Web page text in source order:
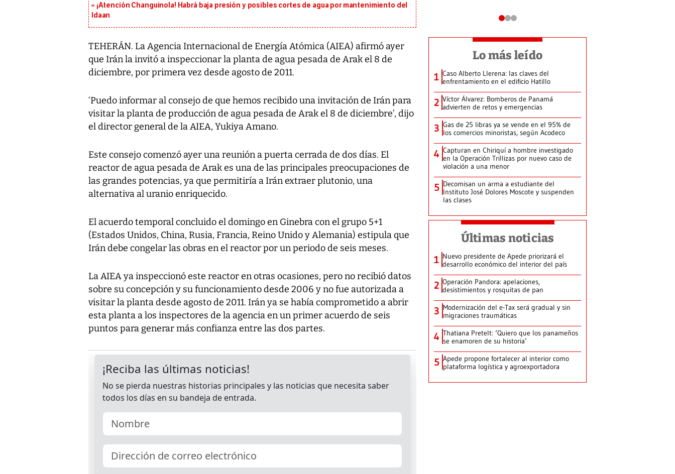
¡Atención Changuinola! Habrá baja presión y posibles cortes de agua por mantenimiento del
Idaan
TEHERÁN. La Agencia Internacional de Energía Atómica (AIEA) afirmó ayer
que Irán la invitó a inspeccionar la planta de agua pesada de Arak el 8 de
diciembre, por primera vez desde agosto de 2011.
‘Puedo informar al consejo de que hemos recibido una invitación de Irán para
visitar la planta de producción de agua pesada de Arak el 8 de diciembre’, dijo
el director general de la AIEA, Yukiya Amano.
Este consejo comenzó ayer una reunión a puerta cerrada de dos días. El
reactor de agua pesada de Arak es una de las principales preocupaciones de
las grandes potencias, ya que permitiría a Irán extraer plutonio, una
alternativa al uranio enriquecido.
El acuerdo temporal concluido el domingo en Ginebra con el grupo 5+1
(Estados Unidos, China, Rusia, Francia, Reino Unido y Alemania) estipula que
Irán debe congelar las obras en el reactor por un periodo de seis meses.
La AIEA ya inspeccionó este reactor en otras ocasiones, pero no recibió datos
sobre su concepción y su funcionamiento desde 2006 y no fue autorizada a
visitar la planta desde agosto de 2011. Irán ya se había comprometido a abrir
esta planta a los inspectores de la agencia en un primer acuerdo de seis
puntos para generar más confianza entre las dos partes.
Lo más leído
1 Caso Alberto Llerena: las claves del
enfrentamiento en el edificio Hatillo
2 Víctor Álvarez: Bomberos de Panamá
advierten de retos y emergencias
3 Gas de 25 libras ya se vende en el 95% de
los comercios minoristas, según Acodeco
4 Capturan en Chiriquí a hombre investigado
en la Operación Trillizas por nuevo caso de
violación a una menor
5 Decomisan un arma a estudiante del
Instituto José Dolores Moscote y suspenden
las clases
Últimas noticias
1 Nuevo presidente de Apede priorizará el
desarrollo económico del interior del país
2 Operación Pandora: apelaciones,
desistimientos y rosquitas de pan
3 Modernización del e-Tax será gradual y sin
migraciones traumáticas
4 Thatiana Pretelt: ‘Quiero que los panameños
se enamoren de su historia’
5 Apede propone fortalecer al interior como
plataforma logística y agroexportadora